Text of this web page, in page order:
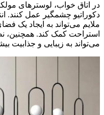
در اتاق خواب، لوسترهای
دکوراتیو چشمگیر عمل کنند.
ملایم می‌تواند به ایجاد یک
استراحت کمک کند. همچنین،
می‌تواند به زیبایی و جذابیت